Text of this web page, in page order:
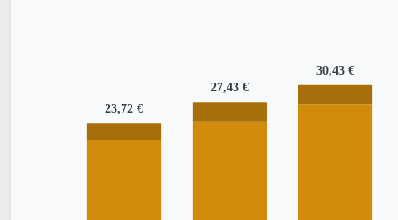
23,72 €
27,43 €
30,43 €